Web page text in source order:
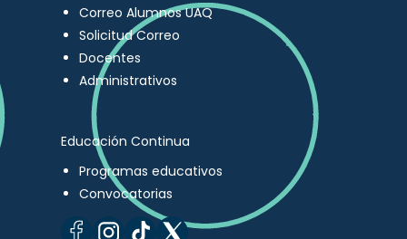
Correo Alumnos UAQ
Solicitud Correo
Docentes
Administrativos
Educación Continua
Programas educativos
Convocatorias